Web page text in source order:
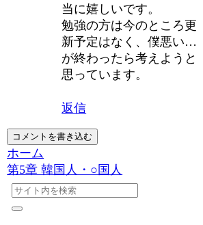
当に嬉しいです。
勉強の方は今のところ更
新予定はなく、僕悪い…
が終わったら考えようと
思っています。
返信
コメントを書き込む
ホーム
第5章 韓国人・○国人